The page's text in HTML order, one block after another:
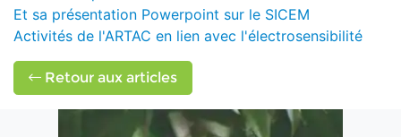
Et sa présentation Powerpoint sur le SICEM
Activités de l'ARTAC en lien avec l'électrosensibilité
Retour aux articles